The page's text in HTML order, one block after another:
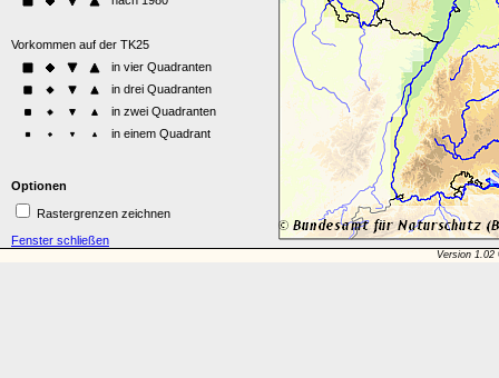
Optionen
Rastergrenzen zeichnen
Fenster schließen
Version